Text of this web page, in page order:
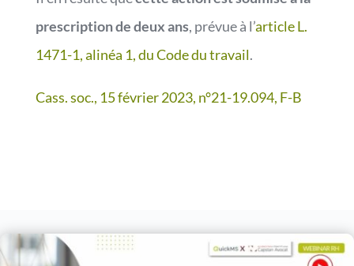
prescription de deux ans, prévue à l’article L.
1471-1, alinéa 1, du Code du travail.
Cass. soc., 15 février 2023, n°21-19.094, F-B